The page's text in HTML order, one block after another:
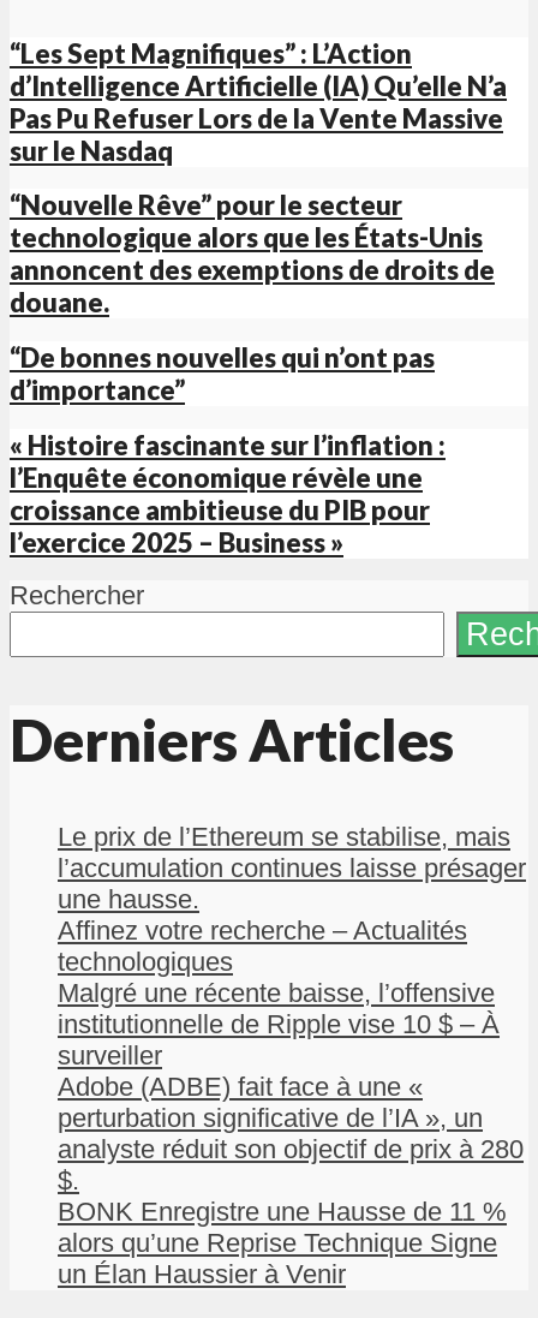
“Les Sept Magnifiques” : L’Action
d’Intelligence Artificielle (IA) Qu’elle N’a
Pas Pu Refuser Lors de la Vente Massive
sur le Nasdaq
“Nouvelle Rêve” pour le secteur
technologique alors que les États-Unis
annoncent des exemptions de droits de
douane.
“De bonnes nouvelles qui n’ont pas
d’importance”
« Histoire fascinante sur l’inflation :
l’Enquête économique révèle une
croissance ambitieuse du PIB pour
l’exercice 2025 – Business »
Rechercher
Derniers Articles
Le prix de l’Ethereum se stabilise, mais
l’accumulation continues laisse présager
une hausse.
Affinez votre recherche – Actualités
technologiques
Malgré une récente baisse, l’offensive
institutionnelle de Ripple vise 10 $ – À
surveiller
Adobe (ADBE) fait face à une «
perturbation significative de l’IA », un
analyste réduit son objectif de prix à 280
$.
BONK Enregistre une Hausse de 11 %
alors qu’une Reprise Technique Signe
un Élan Haussier à Venir